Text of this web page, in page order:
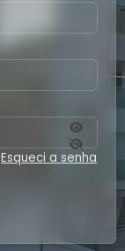
Esqueci a senha